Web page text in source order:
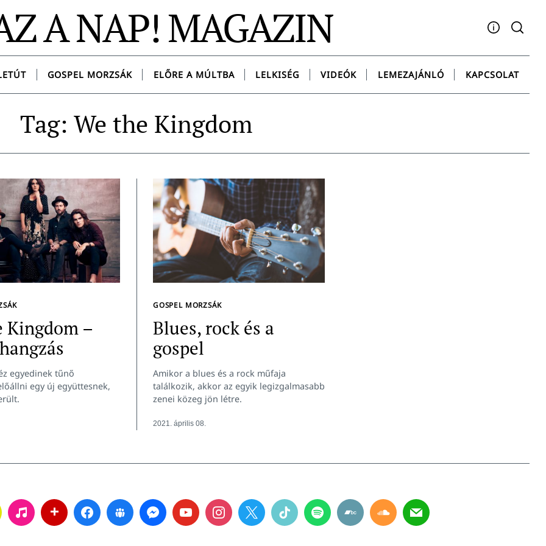
A NAP! MAGAZIN
Facebook
YouTubeInstagram
TwitterSpotify
GOSPEL MORZSÁK ELŐRE A MÚLTBA LELKISÉG VIDEÓK LEMEZAJÁNLÓ KAPCSOLAT
Tag: We the Kingdom
Kingdom –
egyedinek tűnő
egy új együttesnek,
GOSPEL MORZSÁK
Blues, rock és a
gospel
Amikor a blues és a rock műfaja
találkozik, akkor az egyik legizgalmasabb
zenei közeg jön létre.
2021. április 08.